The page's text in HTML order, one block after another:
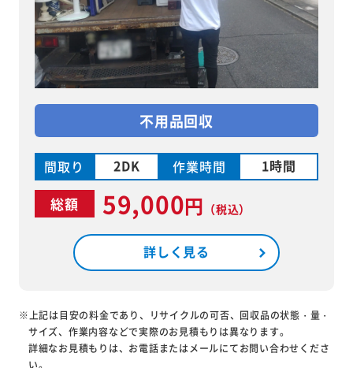
不用品回収
間取り 2DK 作業時間 1時間
総額 59,000円 （税込）
詳しく見る
※上記は目安の料金であり、リサイクルの可否、回収品の状態・量・
サイズ、作業内容などで実際のお見積もりは異なります。
詳細なお見積もりは、お電話またはメールにてお問い合わせくださ
い。